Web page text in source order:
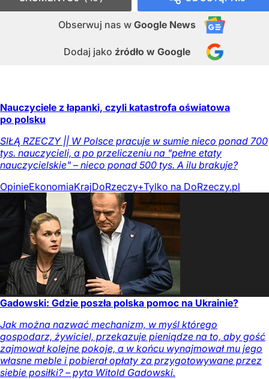
Obserwuj nas w Google News
Dodaj jako źródło w Google
Nauczyciele z łapanki, czyli katastrofa oświatowa
po polsku
SIŁĄ RZECZY || W Polsce pracuje w sumie nieco ponad 700
tys. nauczycieli, a po przeliczeniu na "pełne etaty
nauczycielskie" – nieco ponad 500 tys. A ilu brakuje?
OpinieEkonomiaKrajDoRzeczy+Tylko na DoRzeczy.pl
Gadowski: Gdzie poszła polska pomoc na Ukrainie?
Jak można nazwać mechanizm, w myśl którego
gospodarz, żywiciel, przekazuje pieniądze na to, aby gość
zajmował kolejne pokoje, a w końcu wynajmował mu jego
własne meble i pobierał opłaty za przygotowywane przez
siebie posiłki? – pyta Witold Gadowski.